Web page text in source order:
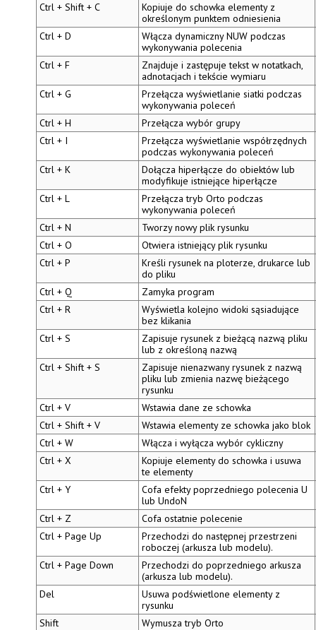
Ctrl + Shift + C
Kopiuje do schowka elementy z
określonym punktem odniesienia
Ctrl + D
Włącza dynamiczny NUW podczas
wykonywania polecenia
Ctrl + F
Znajduje i zastępuje tekst w notatkach,
adnotacjach i tekście wymiaru
Ctrl + G
Przełącza wyświetlanie siatki podczas
wykonywania poleceń
Ctrl + H
Przełącza wybór grupy
Ctrl + I
Przełącza wyświetlanie współrzędnych
podczas wykonywania poleceń
Ctrl + K
Dołącza hiperłącze do obiektów lub
modyfikuje istniejące hiperłącze
Ctrl + L
Przełącza tryb Orto podczas
wykonywania poleceń
Ctrl + N
Tworzy nowy plik rysunku
Ctrl + O
Otwiera istniejący plik rysunku
Ctrl + P
Kreśli rysunek na ploterze, drukarce lub
do pliku
Ctrl + Q
Zamyka program
Ctrl + R
Wyświetla kolejnowidoki sąsiadujące
bez klikania
Ctrl + S
Zapisuje rysunek z bieżącą nazwą pliku
lub z określoną nazwą
Ctrl + Shift + S
Zapisuje nienazwany rysunek z nazwą
pliku lub zmienia nazwę bieżącego
rysunku
Ctrl + V
Wstawia dane ze schowka
Ctrl + Shift + V
Wstawia elementy ze schowka jako blok
Ctrl + W
Włącza i wyłączawybór cykliczny
Ctrl + X
Kopiuje elementy do schowka i usuwa
te elementy
Ctrl + Y
Cofa efekty poprzedniego poleceniaU
lubUndoN
Ctrl + Z
Cofa ostatnie polecenie
Ctrl + Page Up
Przechodzi do następnej przestrzeni
roboczej (arkusza lub modelu).
Ctrl + Page Down
Przechodzi do poprzedniego arkusza
(arkusza lub modelu).
Del
Usuwa podświetlone elementy z
rysunku
Shift
Wymuszatryb Orto